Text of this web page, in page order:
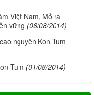
Việt Nam, Mở ra
vững (06/08/2014)
nguyên Kon Tum
Tum (01/08/2014)